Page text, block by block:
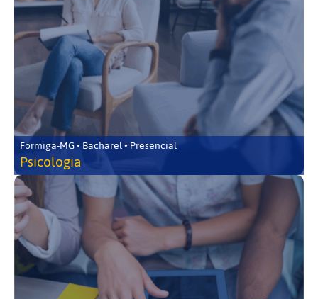
Formiga-MG • Bacharel • Presencial
Psicologia